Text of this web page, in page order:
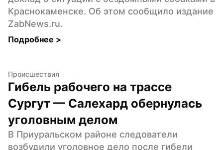
Краснокаменске. Об этом сообщило издание
ZabNews.ru.
Подробнее >
Происшествия
Гибель рабочего на трассе
Сургут — Салехард обернулась
уголовным делом
В Приуральском районе следователи
возбудили уголовное дело после гибели